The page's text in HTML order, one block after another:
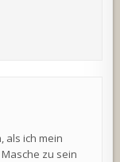
als ich mein
zu sein